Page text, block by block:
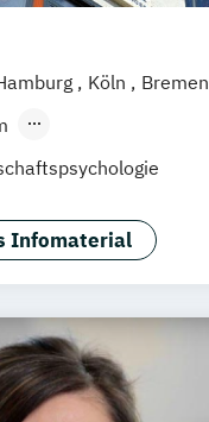
Köln
Bremen
Präsenzstudium
&
Psychologie
Infomaterial